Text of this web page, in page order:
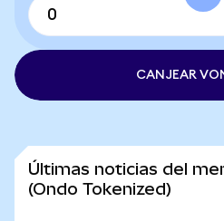
CANJEAR
Últimas noticias del
(Ondo Tokenized)